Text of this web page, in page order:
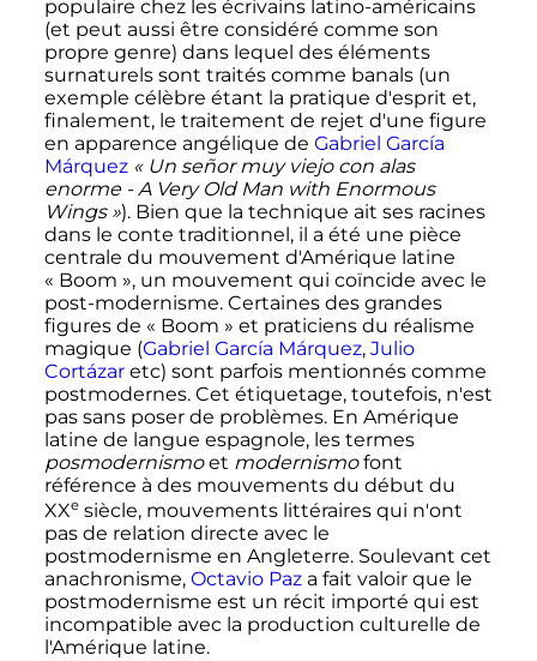
populaire chez les écrivains latino-américains
(et peut aussi être considéré comme son
propre genre) dans lequel des éléments
surnaturels sont traités comme banals (un
exemple célèbre étant la pratique d'esprit et,
finalement, le traitement de rejet d'une figure
en apparence angélique de Gabriel García
Márquez « Un señor muy viejo con alas
enorme - A Very Old Man with Enormous
Wings »). Bien que la technique ait ses racines
dans le conte traditionnel, il a été une pièce
centrale du mouvement d'Amérique latine
« Boom », un mouvement qui coïncide avec le
post-modernisme. Certaines des grandes
figures de « Boom » et praticiens du réalisme
magique (Gabriel García Márquez, Julio
Cortázaretc) sont parfois mentionnés comme
postmodernes. Cet étiquetage, toutefois, n'est
pas sans poser de problèmes. En Amérique
latine de langue espagnole, les termes
posmodernismoet modernismofont
référence à des mouvements du début du
XXe siècle, mouvements littéraires qui n'ont
pas de relation directe avec le
postmodernisme en Angleterre. Soulevant cet
anachronisme, Octavio Paza fait valoir que le
postmodernisme est un récit importé qui est
incompatible avec la production culturelle de
l'Amérique latine.